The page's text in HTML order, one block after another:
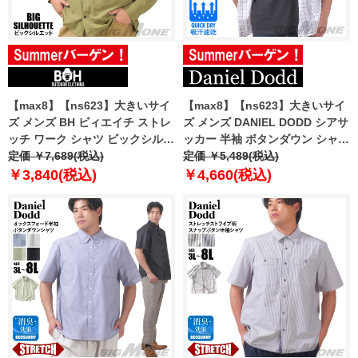
【max8】【ns623】大きいサイ
ズ メンズ BH ビィエイチ ストレ
ッチ ワーク シャツ ビックシルエ
ット bh-sh250109
定価 ￥7,689(税込)
￥3,840(税込)
【max8】【ns623】大きいサイ
ズ メンズ DANIEL DODD シアサ
ッカー 半袖 ボタンダウン シャツ
吸汗速乾 715-sh250207
【t2501】
定価 ￥5,489(税込)
￥4,660(税込)